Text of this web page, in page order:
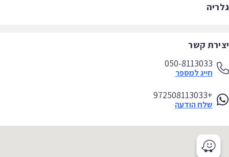
קשר
050-8113033
חייג למספר
+972508113033
שלח הודעה